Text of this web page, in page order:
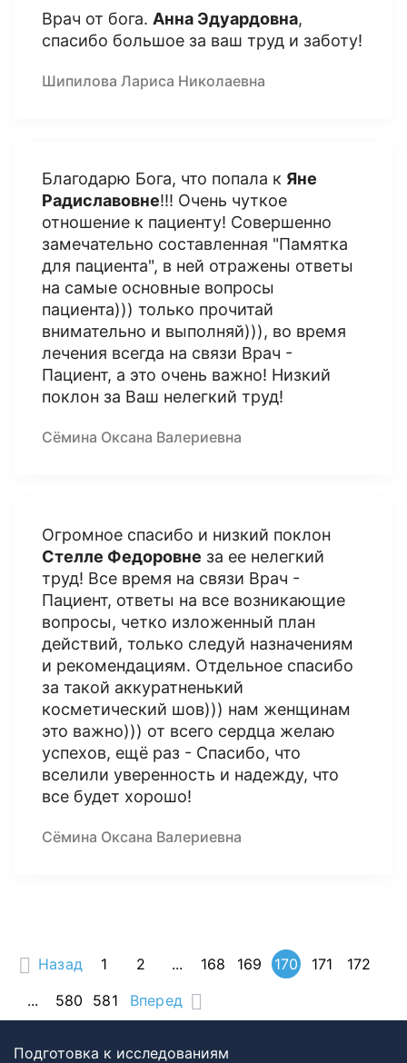
Врач от бога. Анна Эдуардовна,
спасибо большое за ваш труд и заботу!
Шипилова Лариса Николаевна
Благодарю Бога, что попала к Яне
Радиславовне!!! Очень чуткое
отношение к пациенту! Совершенно
замечательно составленная "Памятка
для пациента", в ней отражены ответы
на самые основные вопросы
пациента))) только прочитай
внимательно и выполняй))), во время
лечения всегда на связи Врач -
Пациент, а это очень важно! Низкий
поклон за Ваш нелегкий труд!
Сёмина Оксана Валериевна
Огромное спасибо и низкий поклон
Стелле Федоровне за ее нелегкий
труд! Все время на связи Врач -
Пациент, ответы на все возникающие
вопросы, четко изложенный план
действий, только следуй назначениям
и рекомендациям. Отдельное спасибо
за такой аккуратненький
косметический шов))) нам женщинам
это важно))) от всего сердца желаю
успехов, ещё раз - Спасибо, что
вселили уверенность и надежду, что
все будет хорошо!
Сёмина Оксана Валериевна
Назад 1 2 ... 168 169 170 171
172
...
580 581 Вперед
Подготовка к исследованиям